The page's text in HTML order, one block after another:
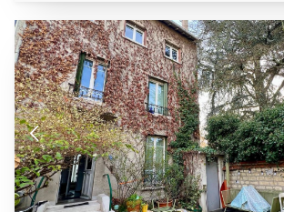
bien exposé, elle se compose de la
salle à manger, cuisine équipée et semi-
pièce de vie, un WC indépendant et une
parentale. a l'étage, palier desservant
chambres de 14m2, une salle de bains
dressing et un bureau avec un accès
aménagés en deux chambres. Sous-sol
électriques sur toutes les huisseries.
Kyllian GABA, agent commercial (903
R.S.A.C Versailles) Les informations sur